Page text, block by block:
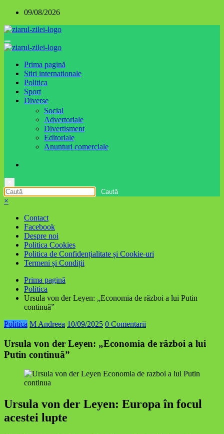
conținut
09/08/2026
Prima pagină
Stiri internationale
Politica
Sport
Diverse
Social
Advertoriale
Divertisment
Editoriale
Anunturi comerciale
×
Contact
Facebook
Despre noi
Politica Cookies
Politica de Confidențialitate și Cookie-uri
Termeni și Condiții
Prima pagină
Politica
Ursula von der Leyen: „Economia de război a lui Putin
continuă”
Politica M Andreea 10/09/2025 0 Comentarii
Ursula von der Leyen: „Economia de război a lui
Putin continuă”
Ursula von der Leyen: Europa în focul
acestei lupte